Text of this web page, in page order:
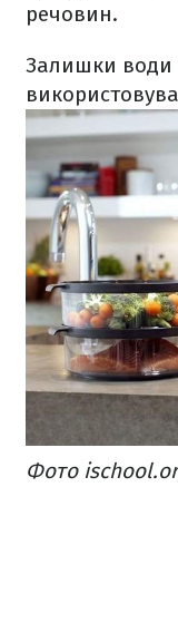
речовин.
Залишки води
Фото